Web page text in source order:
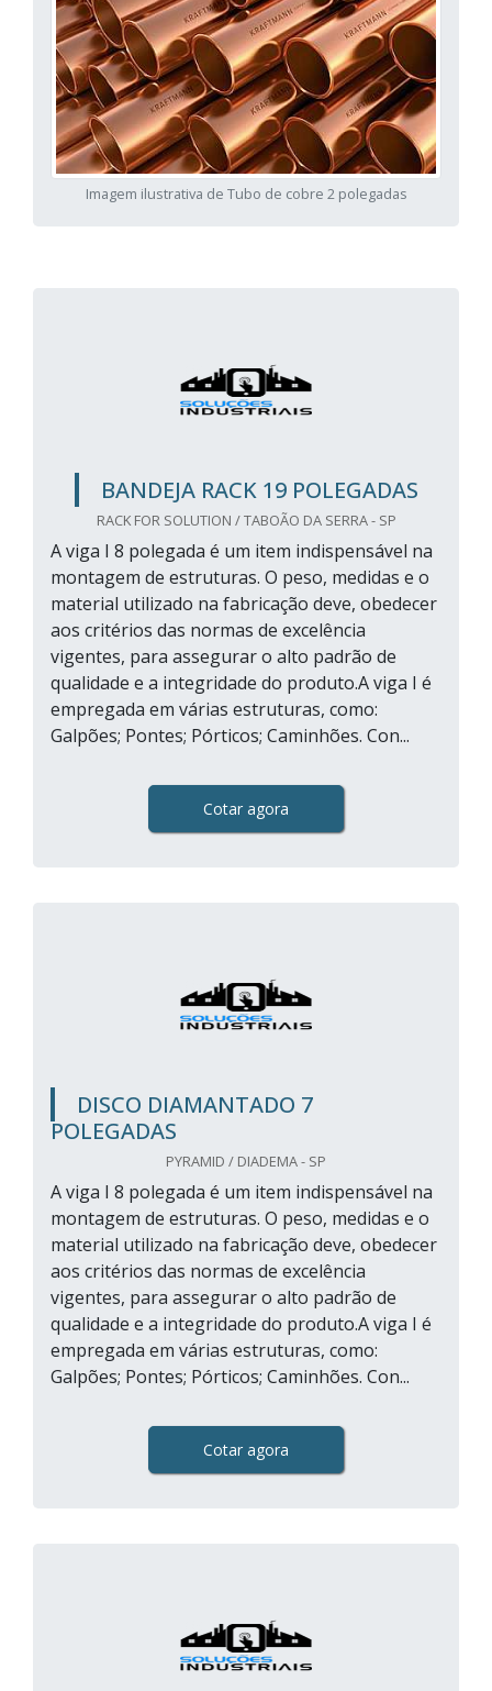
Imagem ilustrativa de Tubo de cobre 2 polegadas
BANDEJA RACK 19 POLEGADAS
RACK FOR SOLUTION / TABOÃO DA SERRA - SP
A viga I 8 polegada é um item indispensável na
montagem de estruturas. O peso, medidas e o
material utilizado na fabricação deve, obedecer
aos critérios das normas de excelência
vigentes, para assegurar o alto padrão de
qualidade e a integridade do produto.A viga I é
empregada em várias estruturas, como:
Galpões; Pontes; Pórticos; Caminhões. Con...
Cotar agora
DISCO DIAMANTADO 7
POLEGADAS
PYRAMID / DIADEMA - SP
A viga I 8 polegada é um item indispensável na
montagem de estruturas. O peso, medidas e o
material utilizado na fabricação deve, obedecer
aos critérios das normas de excelência
vigentes, para assegurar o alto padrão de
qualidade e a integridade do produto.A viga I é
empregada em várias estruturas, como:
Galpões; Pontes; Pórticos; Caminhões. Con...
Cotar agora